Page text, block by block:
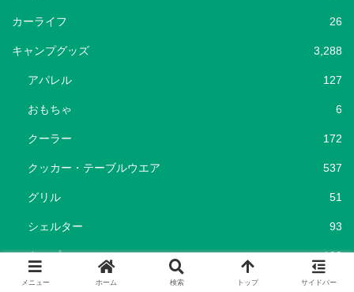
カーライフ 26
キャンプグッズ 3,288
アパレル 127
おもちゃ 6
クーラー 172
クッカー・テーブルウエア 537
グリル 51
シェルター 93
タープ 108
チェア・テーブル 336
メニュー ホーム 検索 トップ サイドバー